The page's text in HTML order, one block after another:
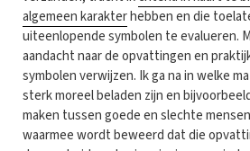
algemeen karakterhebben en die
uiteenlopende symbolen te evalueren.
aandacht naar de opvattingen en
symbolen verwijzen. Ik ga na in welke
sterk moreel beladen zijn en
maken tussen goede en slechte
waarmee wordt beweerd dat die